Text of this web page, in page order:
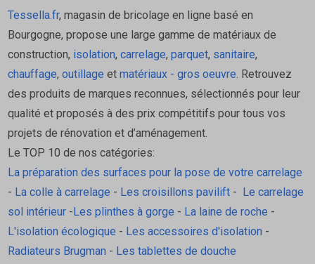
Tessella.fr, magasin de bricolage en ligne basé en
Bourgogne, propose une large gamme de matériaux de
construction, isolation, carrelage, parquet, sanitaire,
chauffage, outillage et matériaux - gros oeuvre. Retrouvez
des produits de marques reconnues, sélectionnés pour leur
qualité et proposés à des prix compétitifs pour tous vos
projets de rénovation et d’aménagement.
Le TOP 10 de nos catégories:
La préparation des surfaces pour la pose de votre carrelage
- La colle à carrelage - Les croisillons pavilift-
Le carrelage
sol intérieur- Les plinthes à gorge - La laine de roche -
L'isolation écologique - Les accessoires d'isolation -
Radiateurs Brugman - Les tablettes de douche